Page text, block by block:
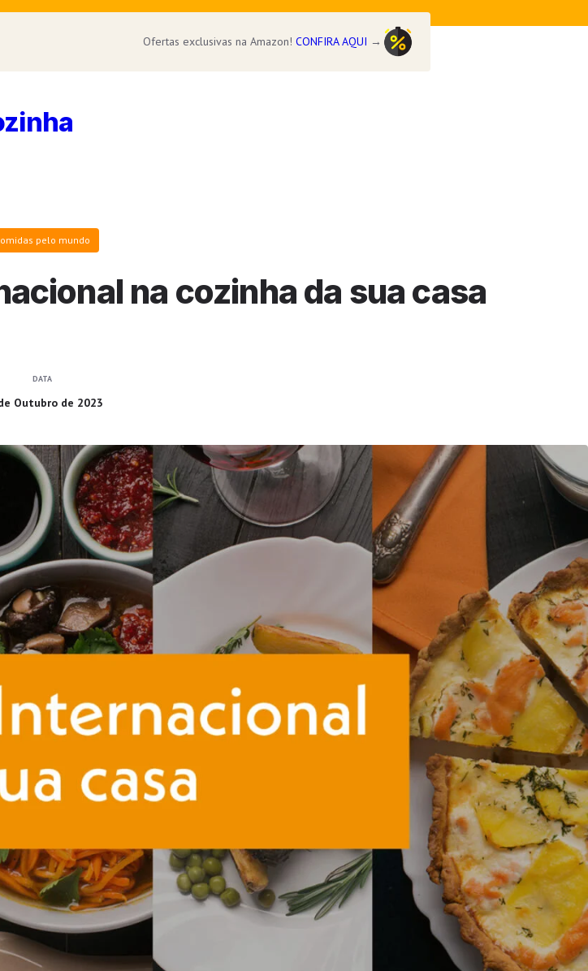
Ofertas exclusivas na Amazon! CONFIRA AQUI →
pelo mundo
na cozinha da sua casa
DATA
Outubro de 2023